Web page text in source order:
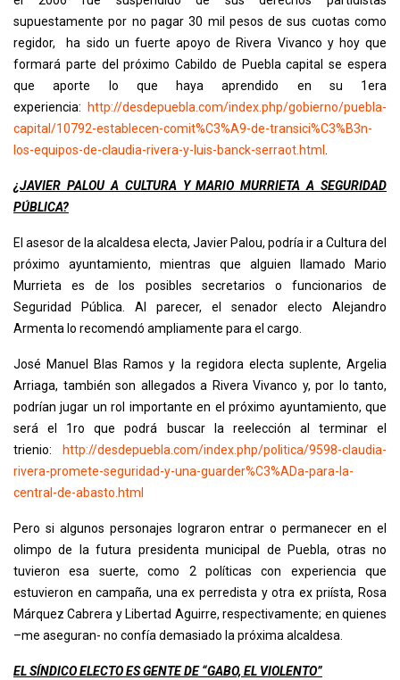
supuestamente por no pagar 30 mil pesos de sus cuotas como
regidor, ha sido un fuerte apoyo de Rivera Vivanco y hoy que
formará parte del próximo Cabildo de Puebla capital se espera
que aporte lo que haya aprendido en su 1era
experiencia:
http://desdepuebla.com/index.php/gobierno/puebla-
capital/10792-establecen-comit%C3%A9-de-transici%C3%B3n-
los-equipos-de-claudia-rivera-y- luis-banck-serraot.html .
¿JAVIER PALOU A CULTURA Y MARIO MURRIETA A SEGURIDAD
PÚBLICA?
El asesor de la alcaldesa electa, Javier Palou, podría ir a Cultura del
próximo ayuntamiento, mientras que alguien llamado Mario
Murrieta es de los posibles secretarios o funcionarios de
Seguridad Pública. Al parecer, el senador electo Alejandro
Armenta lo recomendó ampliamente para el cargo.
José Manuel Blas Ramos y la regidora electa suplente, Argelia
Arriaga, también son allegados a Rivera Vivanco y, por lo tanto,
podrían jugar un rol importante en el próximo ayuntamiento, que
será el 1ro que podrá buscar la reelección al terminar el
trienio:
http://desdepuebla.com/index.php/politica/9598-claudia-
rivera-promete-seguridad-y-una-guarder%C3%ADa-para-la-
central-de-abasto.html
Pero si algunos personajes lograron entrar o permanecer en el
olimpo de la futura presidenta municipal de Puebla, otras no
tuvieron esa suerte, como 2 políticas con experiencia que
estuvieron en campaña, una ex perredista y otra ex priísta, Rosa
Márquez Cabrera y Libertad Aguirre, respectivamente; en quienes
–me aseguran- no confía demasiado la próxima alcaldesa.
EL SÍNDICO ELECTO ES GENTE DE “GABO, EL VIOLENTO”